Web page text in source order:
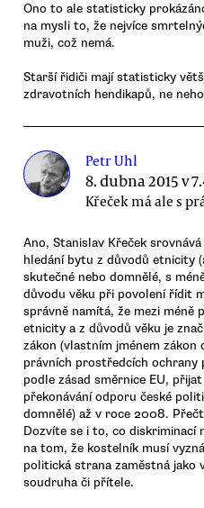
Ono to ale statisticky
na mysli to, že nejvíce
muži, což nemá.
Starší řidiči mají statisticky
zdravotních hendikapů, ne
Petr Uhl
8. dubna 2015 v
Křeček má ale s
Ano, Stanislav Křeček
hledání bytu z důvodů etnicity
skutečné nebo domnělé, s
důvodu věku při povolení řídit
správně namítá, že mezi méně
etnicity a z důvodů věku je
zákon (vlastním jménem zákon
právních prostředcích ochrany
podle zásad směrnice EU,
překonávání odporu české
domnělé) až v roce 2008.
Dozvíte se i to, co diskriminací
na tom, že kostelník musí
politická strana zaměstná jako
soudruha či přítele.